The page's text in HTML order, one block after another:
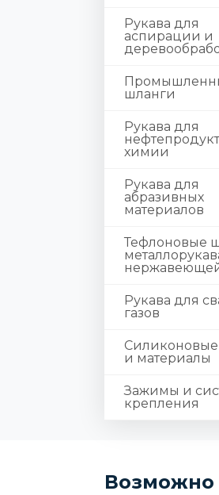
Рукава для
аспирации и
шланги
Рукава для
химии
Рукава для
абразивных
материалов
Тефлоновые
Рукава для
газов
и материалы
Зажимы и
крепления
Возможно